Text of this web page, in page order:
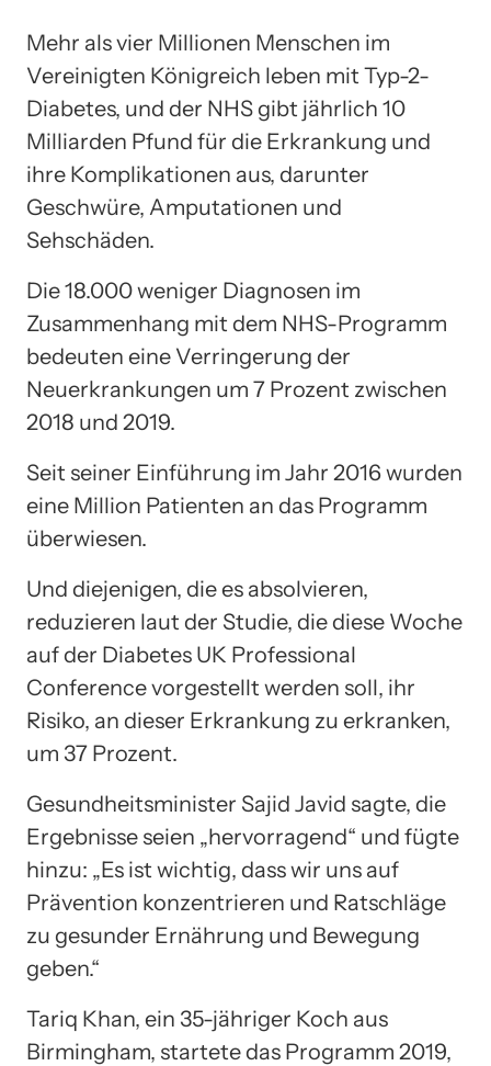
Mehr als vier Millionen Menschen im
Vereinigten Königreich leben mit Typ-2-
Diabetes, und der NHS gibt jährlich 10
Milliarden Pfund für die Erkrankung und
ihre Komplikationen aus, darunter
Geschwüre, Amputationen und
Sehschäden.
Die 18.000 weniger Diagnosen im
Zusammenhang mit dem NHS-Programm
bedeuten eine Verringerung der
Neuerkrankungen um 7 Prozent zwischen
2018 und 2019.
Seit seiner Einführung im Jahr 2016 wurden
eine Million Patienten an das Programm
überwiesen.
Und diejenigen, die es absolvieren,
reduzieren laut der Studie, die diese Woche
auf der Diabetes UK Professional
Conference vorgestellt werden soll, ihr
Risiko, an dieser Erkrankung zu erkranken,
um 37 Prozent.
Gesundheitsminister Sajid Javid sagte, die
Ergebnisse seien „hervorragend“ und fügte
hinzu: „Es ist wichtig, dass wir uns auf
Prävention konzentrieren und Ratschläge
zu gesunder Ernährung und Bewegung
geben.“
Tariq Khan, ein 35-jähriger Koch aus
Birmingham, startete das Programm 2019,